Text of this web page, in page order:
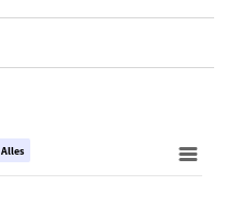
Alles